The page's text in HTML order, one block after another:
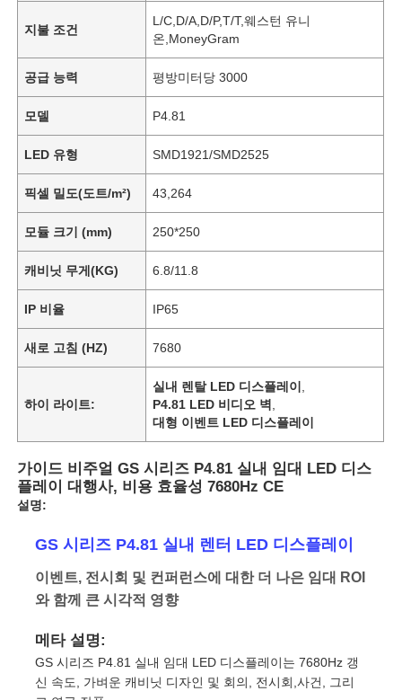
지불 조건
L/C,D/A,D/P,T/T,웨스턴 유니
온,MoneyGram
공급 능력 평방미터당 3000
모델 P4.81
LED 유형 SMD1921/SMD2525
픽셀 밀도(도트/m²) 43,264
모듈 크기 (mm) 250*250
캐비닛 무게(KG) 6.8/11.8
IP 비율 IP65
새로 고침 (HZ) 7680
하이 라이트:
실내 렌탈 LED 디스플레이
P4.81 LED 비디오 벽
대형 이벤트 LED 디스플레이
가이드 비주얼 GS 시리즈 P4.81 실내 임대 LED 디스
플레이 대행사, 비용 효율성 7680Hz CE
설명:
GS 시리즈 P4.81 실내 렌터 LED 디스플레이
이벤트, 전시회 및 컨퍼런스에 대한 더 나은 임대 ROI
와 함께 큰 시각적 영향
메타 설명:
GS 시리즈 P4.81 실내 임대 LED 디스플레이는 7680Hz 갱
신 속도, 가벼운 캐비닛 디자인 및 회의, 전시회,사건, 그리